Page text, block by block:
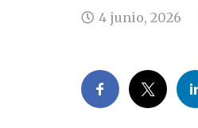
4 junio, 2026